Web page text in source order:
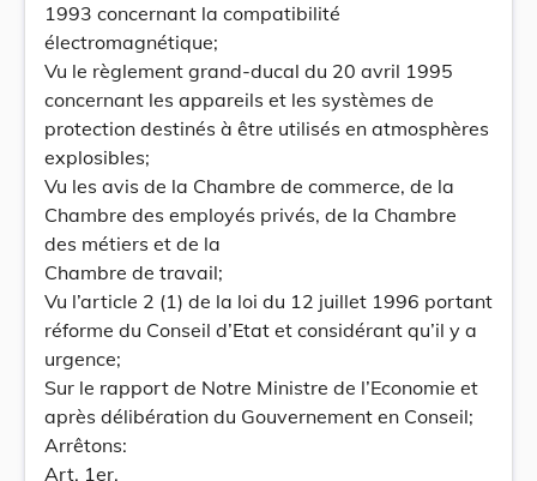
1993 concernant la compatibilité
électromagnétique;
Vu le règlement grand-ducal du 20 avril 1995
concernant les appareils et les systèmes de
protection destinés à être utilisés en atmosphères
explosibles;
Vu les avis de la Chambre de commerce, de la
Chambre des employés privés, de la Chambre
des métiers et de la
Chambre de travail;
Vu l’article 2 (1) de la loi du 12 juillet 1996 portant
réforme du Conseil d’Etat et considérant qu’il y a
urgence;
Sur le rapport de Notre Ministre de l’Economie et
après délibération du Gouvernement en Conseil;
Arrêtons:
Art. 1er.